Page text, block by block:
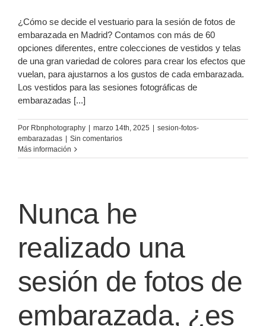
¿Cómo se decide el vestuario para la sesión de fotos de
embarazada en Madrid? Contamos con más de 60
opciones diferentes, entre colecciones de vestidos y telas
de una gran variedad de colores para crear los efectos que
vuelan, para ajustarnos a los gustos de cada embarazada.
Los vestidos para las sesiones fotográficas de
embarazadas [...]
Por Rbnphotography marzo 14th, 2025
sesion-fotos-
embarazadas
Sin comentarios
Más información
Nunca he
realizado una
sesión de fotos de
embarazada, ¿es